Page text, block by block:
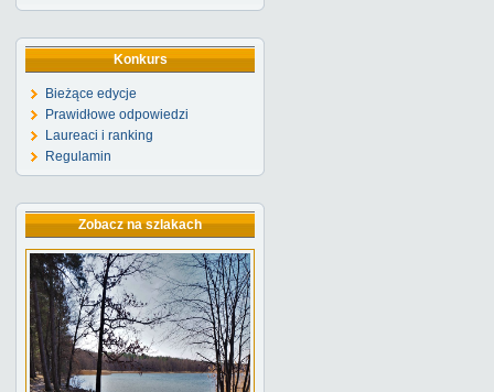
Konkurs
Bieżące edycje
Prawidłowe odpowiedzi
Laureaci i ranking
Regulamin
Zobacz na szlakach